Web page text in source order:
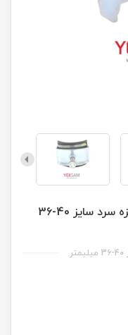
بست چنگالی عایق دار کابل گالواانیزه سرد سایز 40-36